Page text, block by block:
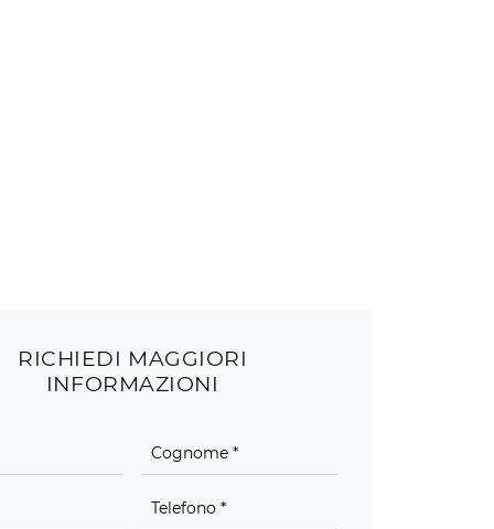
RICHIEDI MAGGIORI
INFORMAZIONI